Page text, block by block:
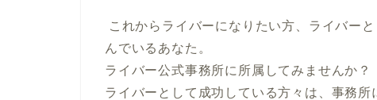
んでいるあなた。
ライバー公式事務所に所属してみませんか？
ライバーとして成功している方々は、事務所